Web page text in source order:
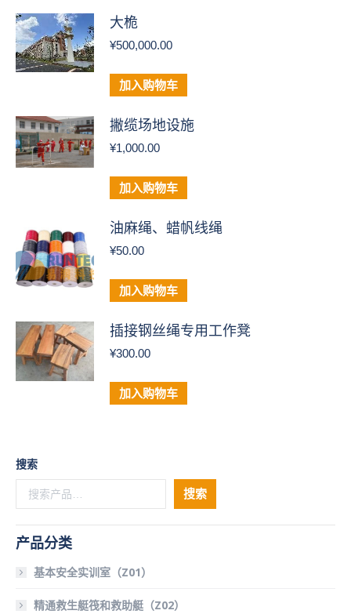
大桅
¥500,000.00
加入购物车
撇缆场地设施
¥1,000.00
加入购物车
油麻绳、蜡帆线绳
¥50.00
加入购物车
插接钢丝绳专用工作凳
¥300.00
加入购物车
搜索
搜索
产品分类
基本安全实训室（Z01）
精通救生艇筏和救助艇（Z02）